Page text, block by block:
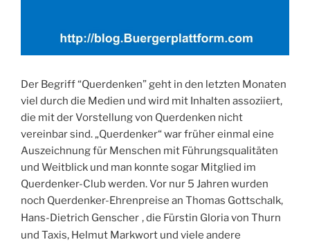
Der Begriff “Querdenken” geht in den letzten Monaten
viel durch die Medien und wird mit Inhalten assoziiert,
die mit der Vorstellung von Querdenken nicht
vereinbar sind. „Querdenker“ war früher einmal eine
Auszeichnung für Menschen mit Führungsqualitäten
und Weitblick und man konnte sogar Mitglied im
Querdenker-Club werden. Vor nur 5 Jahren wurden
noch Querdenker-Ehrenpreise an Thomas Gottschalk,
Hans-Dietrich Genscher , die Fürstin Gloria von Thurn
und Taxis, Helmut Markwort und viele andere